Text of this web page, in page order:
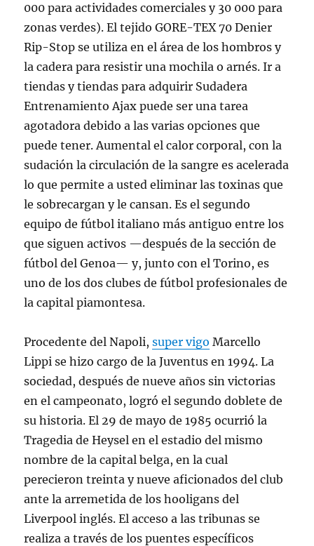
000 para actividades comerciales y 30 000 para
zonas verdes). El tejido GORE-TEX 70 Denier
Rip-Stop se utiliza en el área de los hombros y
la cadera para resistir una mochila o arnés. Ir a
tiendas y tiendas para adquirir Sudadera
Entrenamiento Ajax puede ser una tarea
agotadora debido a las varias opciones que
puede tener. Aumental el calor corporal, con la
sudación la circulación de la sangre es acelerada
lo que permite a usted eliminar las toxinas que
le sobrecargan y le cansan. Es el segundo
equipo de fútbol italiano más antiguo entre los
que siguen activos —después de la sección de
fútbol del Genoa— y, junto con el Torino, es
uno de los dos clubes de fútbol profesionales de
la capital piamontesa.
Procedente del Napoli,super vigo Marcello
Lippi se hizo cargo de la Juventus en 1994. La
sociedad, después de nueve años sin victorias
en el campeonato, logró el segundo doblete de
su historia. El 29 de mayo de 1985 ocurrió la
Tragedia de Heysel en el estadio del mismo
nombre de la capital belga, en la cual
perecieron treinta y nueve aficionados del club
ante la arremetida de los hooligans del
Liverpool inglés. El acceso a las tribunas se
realiza a través de los puentes específicos